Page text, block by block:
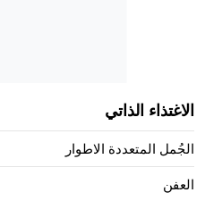
الاغتذاء الذاتي
الجُمل المتعددة الاطوار
العفن